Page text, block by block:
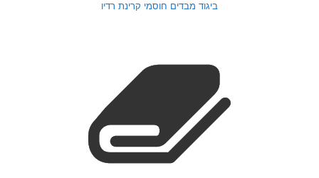
ביגוד מבדים חוסמי קרינת רדיו